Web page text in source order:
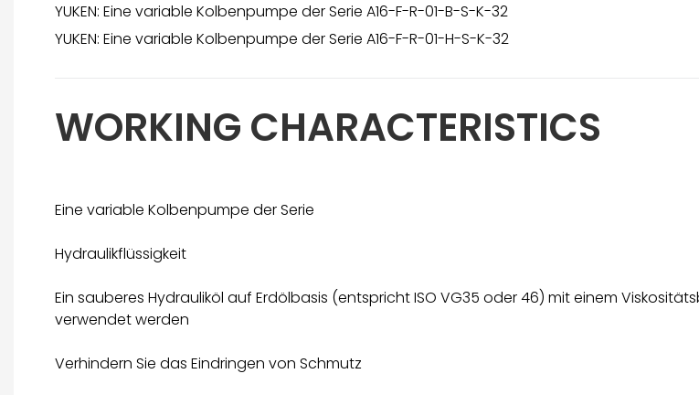
YUKEN: Eine variable Kolbenpumpe der Serie A16-F-R-01-B-S-K-32
YUKEN: Eine variable Kolbenpumpe der Serie A16-F-R-01-H-S-K-32
WORKING CHARACTERISTICS
Eine variable Kolbenpumpe der Serie
Hydraulikflüssigkeit
Ein sauberes Hydrauliköl auf Erdölbasis (entspricht ISO VG35 oder 46) mit einem
verwendet werden
Verhindern Sie das Eindringen von Schmutz